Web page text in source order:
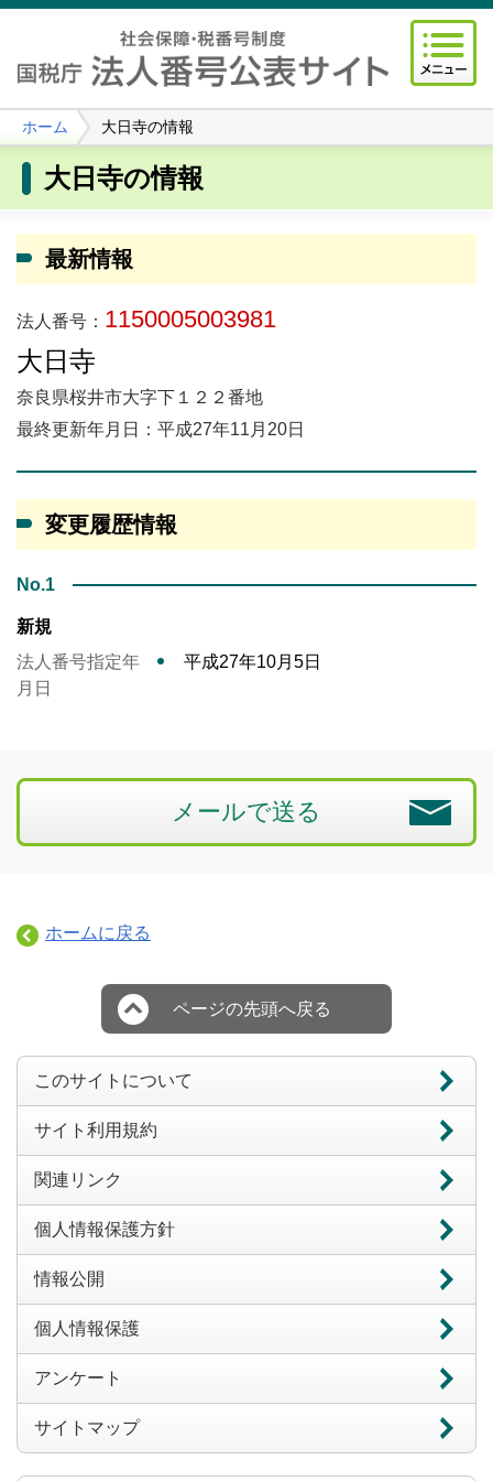
ホーム 大日寺の情報
大日寺の情報
最新情報
法人番号： 1150005003981
大日寺
奈良県桜井市大字下１２２番地
最終更新年月日：平成27年11月20日
変更履歴情報
No.1
新規
法人番号指定年
月日
平成27年10月5日
メールで送る
ホームに戻る
ページの先頭へ戻る
このサイトについて
サイト利用規約
関連リンク
個人情報保護方針
情報公開
個人情報保護
アンケート
サイトマップ